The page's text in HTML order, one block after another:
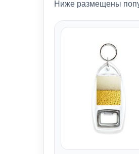
Ниже размещены